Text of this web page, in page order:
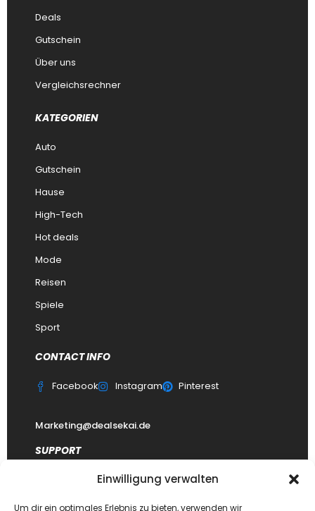
Einwilligung verwalten
Um dir ein optimales Erlebnis zu bieten, verwenden wir
Deals
Gutschein
Über uns
Vergleichsrechner
KATEGORIEN
Auto
Gutschein
Hause
High-Tech
Hot deals
Mode
Reisen
Spiele
Sport
CONTACT INFO
Facebook Instagram Pinterest
Marketing@dealsekai.de
SUPPORT
datenschutzerklärung